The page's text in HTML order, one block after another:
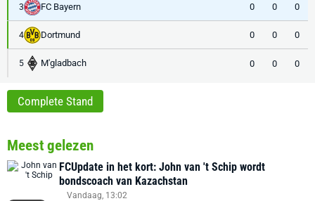
3 FC Bayern 0 0 0
4 Dortmund 0 0 0
5 M'gladbach 0 0 0
Complete Stand
Meest gelezen
FCUpdate in het kort: John van 't Schip wordt
bondscoach van Kazachstan
Vandaag, 13:02